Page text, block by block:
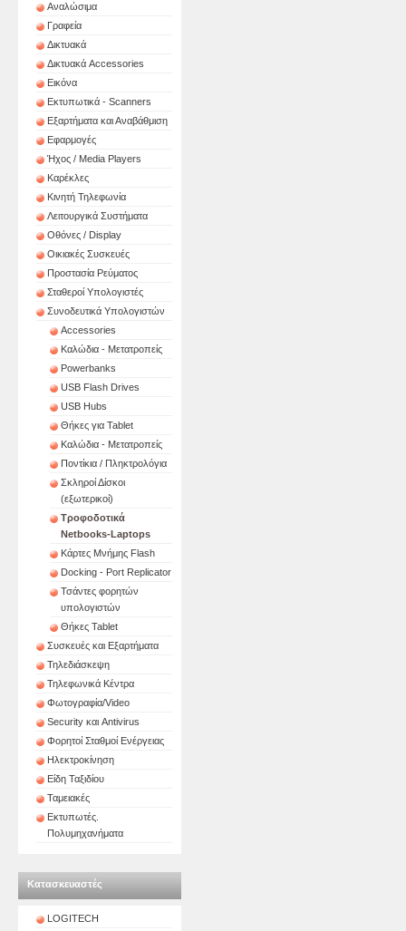
Αναλώσιμα
Γραφεία
Δικτυακά
Δικτυακά Accessories
Εικόνα
Εκτυπωτικά - Scanners
Εξαρτήματα και Αναβάθμιση
Εφαρμογές
Ήχος / Media Players
Καρέκλες
Κινητή Τηλεφωνία
Λειτουργικά Συστήματα
Οθόνες / Display
Οικιακές Συσκευές
Προστασία Ρεύματος
Σταθεροί Υπολογιστές
Συνοδευτικά Υπολογιστών
Accessories
Καλώδια - Μετατροπείς
Powerbanks
USB Flash Drives
USB Hubs
Θήκες για Tablet
Καλώδια - Μετατροπείς
Ποντίκια / Πληκτρολόγια
Σκληροί Δίσκοι
(εξωτερικοί)
Τροφοδοτικά
Netbooks-Laptops
Κάρτες Μνήμης Flash
Docking - Port Replicator
Τσάντες φορητών
υπολογιστών
Θήκες Tablet
Συσκευές και Εξαρτήματα
Τηλεδιάσκεψη
Τηλεφωνικά Κέντρα
Φωτογραφία/Video
Security και Antivirus
Φορητοί Σταθμοί Ενέργειας
Ηλεκτροκίνηση
Είδη Ταξιδίου
Ταμειακές
Εκτυπωτές.
Πολυμηχανήματα
Κατασκευαστές
LOGITECH